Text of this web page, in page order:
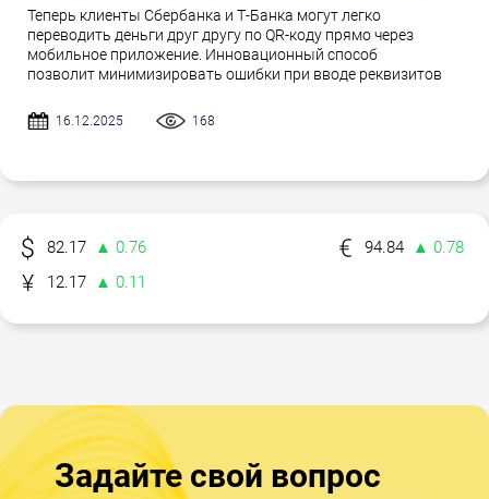
Теперь клиенты Сбербанка и Т-Банка могут легко
переводить деньги друг другу по QR-коду прямо через
мобильное приложение. Инновационный способ
позволит минимизировать ошибки при вводе реквизитов
16.12.2025 168
82.17 ▲ 0.76 94.84
▲ 0.78
12.17
▲ 0.11
Задайте свой вопрос